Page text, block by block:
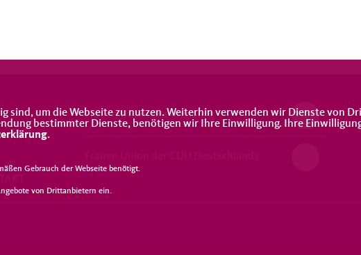
Frauen Union Brandenburg
sind, um die Webseite zu nutzen. Weiterhin verwenden wir Dienste von
bestimmter Dienste, benötigen wir Ihre Einwilligung. Ihre
.
Gebrauch der Webseite benötigt.
von Drittanbietern ein.